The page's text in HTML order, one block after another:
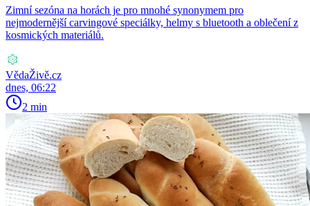
Zimní sezóna na horách je pro mnohé synonymem pro
nejmodernější carvingové speciálky, helmy s bluetooth a oblečení z
kosmických materiálů.
VědaŽivě.cz
dnes, 06:22
2 min